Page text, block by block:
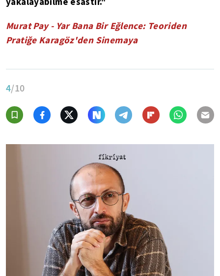
Murat Pay - Yar Bana Bir Eğlence: Teoriden
Pratiğe Karagöz'den Sinemaya
4/10